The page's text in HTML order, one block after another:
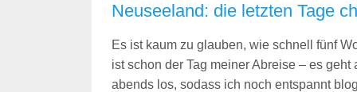
Neuseeland: die letzten Tage
Es ist kaum zu glauben, wie schnell fünf
ist schon der Tag meiner Abreise – es geht
abends los, sodass ich noch entspannt